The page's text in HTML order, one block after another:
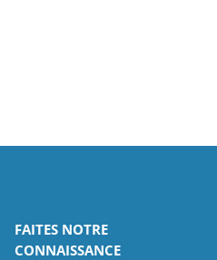
FAITES NOTRE
CONNAISSANCE